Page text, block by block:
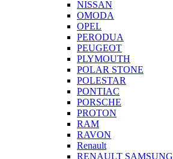
NISSAN
OMODA
OPEL
PERODUA
PEUGEOT
PLYMOUTH
POLAR STONE
POLESTAR
PONTIAC
PORSCHE
PROTON
RAM
RAVON
Renault
RENAULT SAMSUNG